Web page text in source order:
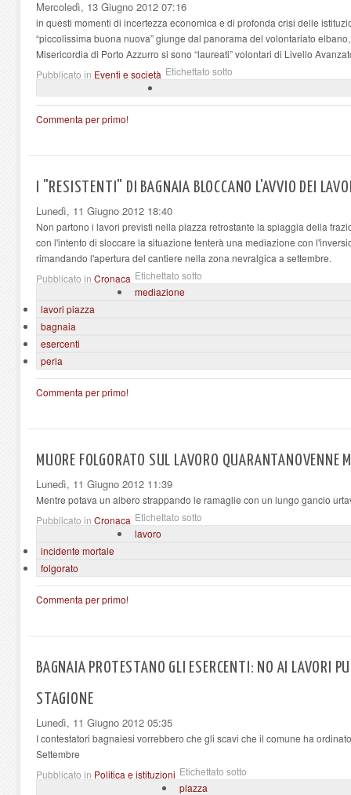
Mercoledì, 13 Giugno 2012 07:16
in questi momenti di incertezza economica e di profonda crisi delle
“piccolissima buona nuova” giunge dal panorama del volontariato
Misericordia di Porto Azzurro si sono “laureati” volontari di Livello
Pubblicato in Eventi e società Etichettato sotto
Commenta per primo!
I "RESISTENTI" DI BAGNAIA BLOCCANO L'AVVIO DEI
Lunedì, 11 Giugno 2012 18:40
Non partono i lavori previsti nella piazza retrostante la spiaggia della
con l'intento di sloccare la situazione tenterà una mediazione con
rimandando l'apertura del cantiere nella zona nevralgica a settembre.
Pubblicato in Cronaca Etichettato sotto
mediazione
lavori piazza
bagnaia
esercenti
peria
Commenta per primo!
MUORE FOLGORATO SUL LAVORO QUARANTANOVENNE
Lunedì, 11 Giugno 2012 11:39
Mentre potava un albero strappando le ramaglie con un lungo gancio
Pubblicato in Cronaca Etichettato sotto
lavoro
incidente mortale
folgorato
Commenta per primo!
BAGNAIA PROTESTANO GLI ESERCENTI: NO AI LAVORI
STAGIONE
Lunedì, 11 Giugno 2012 05:35
I contestatori bagnaiesi vorrebbero che gli scavi che il comune ha
Settembre
Pubblicato in Politica e istituzioni Etichettato sotto
piazza